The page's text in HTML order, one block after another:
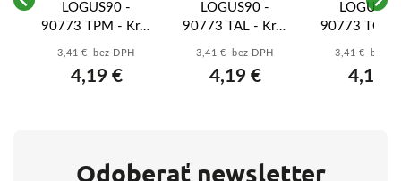
LOGUS90 -
90773 TPM - Kryt
zásuvky R-TV-SAT
čierna
3,41 € bez DPH
4,19 €
LOGUS90 -
90773 TAL - Kryt
zásuvky R-TV-SAT
hliníková
3,41 € bez DPH
4,19 €
90773 TGE
zásuvky R-
ľadová
3,41 € bez
4,19 €
Odoberať newsletter